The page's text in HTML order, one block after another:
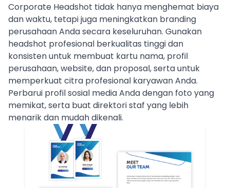
Corporate Headshot tidak hanya menghemat biaya
dan waktu, tetapi juga meningkatkan branding
perusahaan Anda secara keseluruhan. Gunakan
headshot profesional berkualitas tinggi dan
konsisten untuk membuat kartu nama, profil
perusahaan, website, dan proposal, serta untuk
memperkuat citra profesional karyawan Anda.
Perbarui profil sosial media Anda dengan foto yang
memikat, serta buat direktori staf yang lebih
menarik dan mudah dikenali.